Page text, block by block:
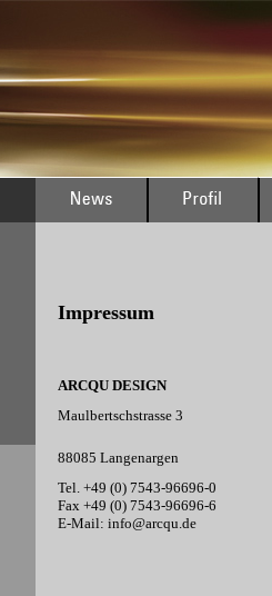
Impressum
ARCQU DESIGN
Maulbertschstrasse 3
88085 Langenargen
Tel. +49 (0) 7543-96696-0
Fax +49 (0) 7543-96696-6
E-Mail: info@arcqu.de